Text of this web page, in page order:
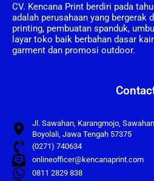
CV. Kencana Print berdiri pada
adalah perusahaan yang bergerak
printing, pembuatan spanduk,
layar toko baik berbahan dasar
garment dan promosi outdoor.
Jl. Sawahan, Karangmojo,
Boyolali, Jawa Tengah 57375
(0271) 740634
onlineofficer@kencanaprint.com
0811 2829 838